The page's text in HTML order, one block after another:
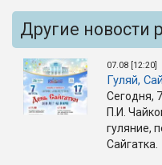
Другие новости
07.08 [12:20]
Гуляй,
Сегодня,
П.И.
гуляние,
Сайгатка.